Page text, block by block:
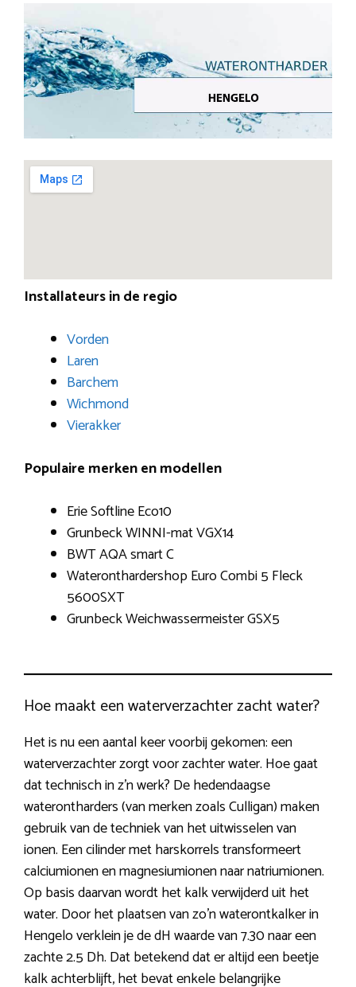
Installateurs in de regio
Vorden
Laren
Barchem
Wichmond
Vierakker
Populaire merken en modellen
Erie Softline Eco10
Grunbeck WINNI-mat VGX14
BWT AQA smart C
Wateronthardershop Euro Combi 5 Fleck
5600SXT
Grunbeck Weichwassermeister GSX5
Hoe maakt een waterverzachter zacht water?
Het is nu een aantal keer voorbij gekomen: een
waterverzachter zorgt voor zachter water. Hoe gaat
dat technisch in z’n werk? De hedendaagse
waterontharders (van merken zoals Culligan) maken
gebruik van de techniek van het uitwisselen van
ionen. Een cilinder met harskorrels transformeert
calciumionen en magnesiumionen naar natriumionen.
Op basis daarvan wordt het kalk verwijderd uit het
water. Door het plaatsen van zo’n waterontkalker in
Hengelo verklein je de dH waarde van 7.30 naar een
zachte 2.5 Dh. Dat betekend dat er altijd een beetje
kalk achterblijft, het bevat enkele belangrijke